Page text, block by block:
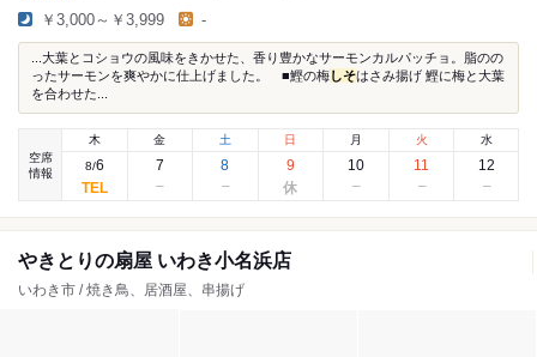
￥3,000～￥3,999 -
...大葉とコショウの風味をきかせた、香り豊かなサーモンカルパッチョ。脂のの
ったサーモンを爽やかに仕上げました。 ■鰹の梅 しそはさみ揚げ 鰹に梅と大葉
を合わせた...
空席
情報
木
8/6
金
7
土
8
日
9
月
10
火
11
水
12
やきとりの扇屋 いわき小名浜店
いわき市 / 焼き鳥、居酒屋、串揚げ